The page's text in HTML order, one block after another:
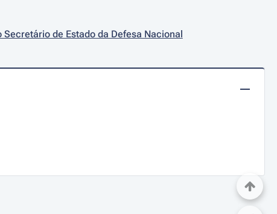
de Estado da Defesa Nacional